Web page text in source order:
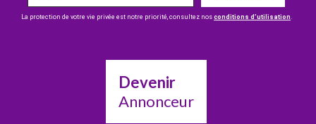
La protection de votre vie privée est notre priorité, consultez nos conditions d’utilisation
Devenir
Annonceur